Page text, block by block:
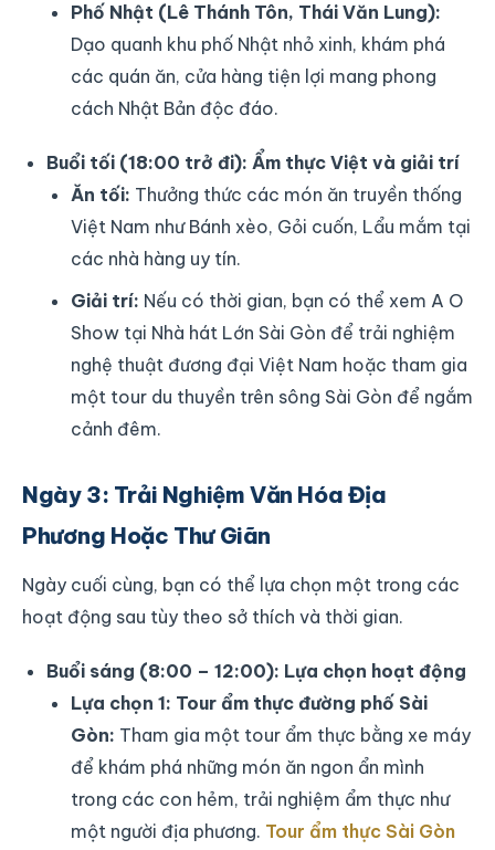
Phố Nhật (Lê Thánh Tôn, Thái Văn Lung):
Dạo quanh khu phố Nhật nhỏ xinh, khám phá
các quán ăn, cửa hàng tiện lợi mang phong
cách Nhật Bản độc đáo.
Buổi tối (18:00 trở đi): Ẩm thực Việt và giải trí
Ăn tối: Thưởng thức các món ăn truyền thống
Việt Nam như Bánh xèo, Gỏi cuốn, Lẩu mắm tại
các nhà hàng uy tín.
Giải trí: Nếu có thời gian, bạn có thể xem A O
Show tại Nhà hát Lớn Sài Gòn để trải nghiệm
nghệ thuật đương đại Việt Nam hoặc tham gia
một tour du thuyền trên sông Sài Gòn để ngắm
cảnh đêm.
Ngày 3: Trải Nghiệm Văn Hóa Địa
Phương Hoặc Thư Giãn
Ngày cuối cùng, bạn có thể lựa chọn một trong các
hoạt động sau tùy theo sở thích và thời gian.
Buổi sáng (8:00 – 12:00): Lựa chọn hoạt động
Lựa chọn 1: Tour ẩm thực đường phố Sài
Gòn: Tham gia một tour ẩm thực bằng xe máy
để khám phá những món ăn ngon ẩn mình
trong các con hẻm, trải nghiệm ẩm thực như
một người địa phương. Tour ẩm thực Sài Gòn